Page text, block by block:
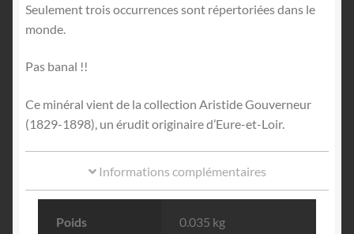
Seulement trois occurrences sont répertoriées dans le
monde.
Pas banal !!
Ce minéral vient de la collection Aristide Gouverneur
(1829-1898), un érudit originaire d’Eure-et-Loir.
Informations complémentaires
Poids 0.035 kg